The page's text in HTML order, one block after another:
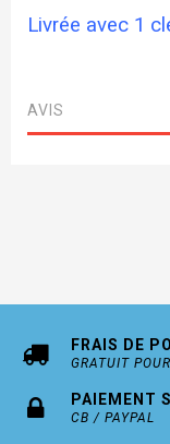
Livrée avec 1
AVIS
FRAIS DE
GRATUIT
PAIEMENT
CB / PAYPAL